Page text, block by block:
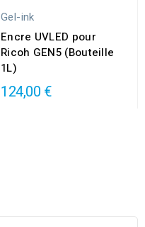
Gel-ink
Encre UVLED pour
Ricoh GEN5 (Bouteille
1L)
124,00 €